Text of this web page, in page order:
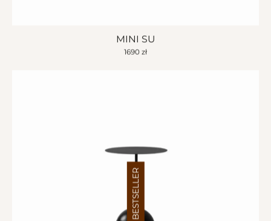
MINI SU
1690 zł
BESTSELLER